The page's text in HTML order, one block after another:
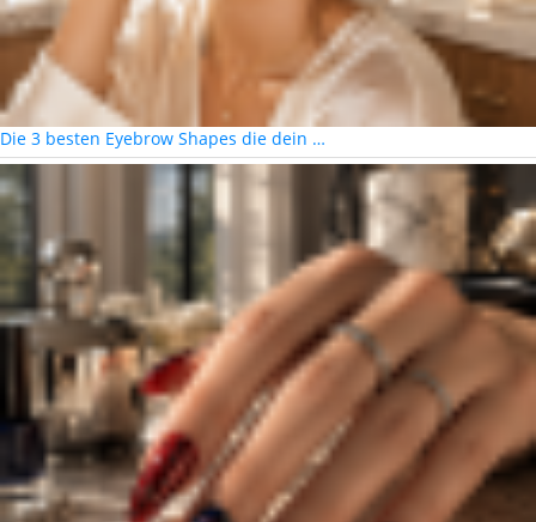
Die 3 besten Eyebrow Shapes die dein …